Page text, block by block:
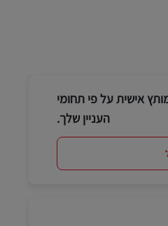
אישית על פי תחומי
העניין שלך.